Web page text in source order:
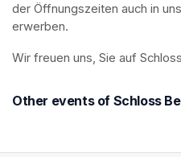
der Öffnungszeiten auch in
erwerben.
Wir freuen uns, Sie auf
Other events of Schloss